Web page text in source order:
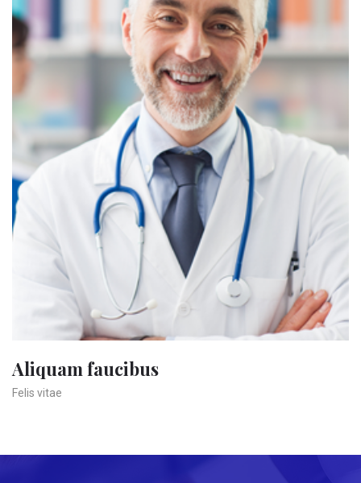
Aliquam faucibus
Felis vitae